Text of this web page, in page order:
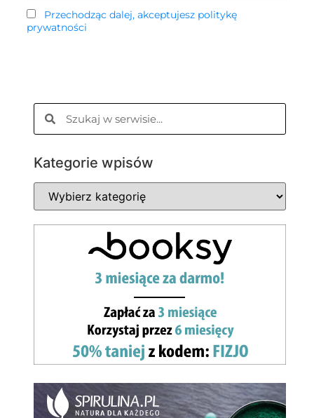
Przechodząc dalej, akceptujesz politykę
prywatności
Kategorie wpisów